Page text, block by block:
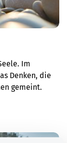
Im
Denken, die
gemeint.